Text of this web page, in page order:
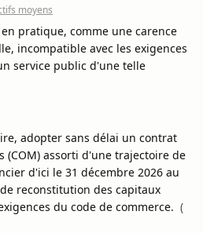
moyens
pratique, comme une carence
incompatible avec les exigences
service public d'une telle
adopter sans délai un contrat
(COM) assorti d'une trajectoire de
d'ici le 31 décembre 2026 au
reconstitution des capitaux
du code de commerce. (